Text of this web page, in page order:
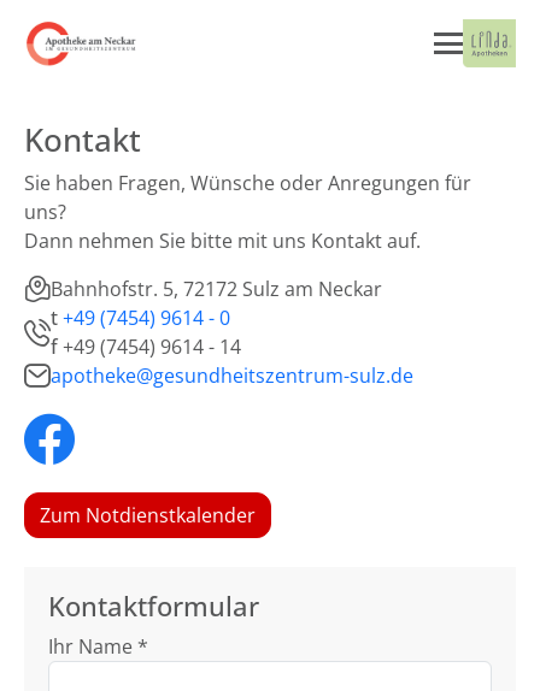
Kontakt
Sie haben Fragen, Wünsche oder Anregungen für
uns?
Dann nehmen Sie bitte mit uns Kontakt auf.
Bahnhofstr. 5, 72172 Sulz am Neckar
t+49 (7454) 9614 - 0
f+49 (7454) 9614 - 14
apotheke@gesundheitszentrum-sulz.de
Zum Notdienstkalender
Kontaktformular
Ihr Name *